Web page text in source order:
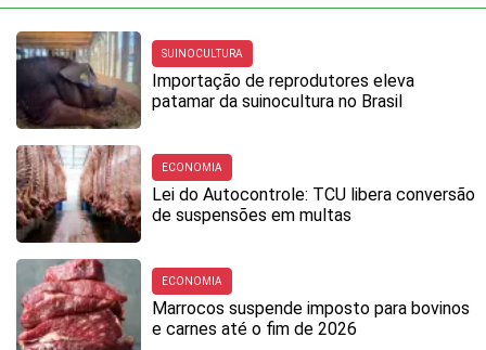
SUINOCULTURA
Importação de reprodutores eleva
patamar da suinocultura no Brasil
ECONOMIA
Lei do Autocontrole: TCU libera conversão
de suspensões em multas
ECONOMIA
Marrocos suspende imposto para bovinos
e carnes até o fim de 2026